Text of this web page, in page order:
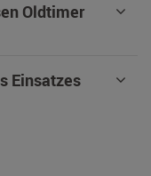
Oldtimer
Einsatzes